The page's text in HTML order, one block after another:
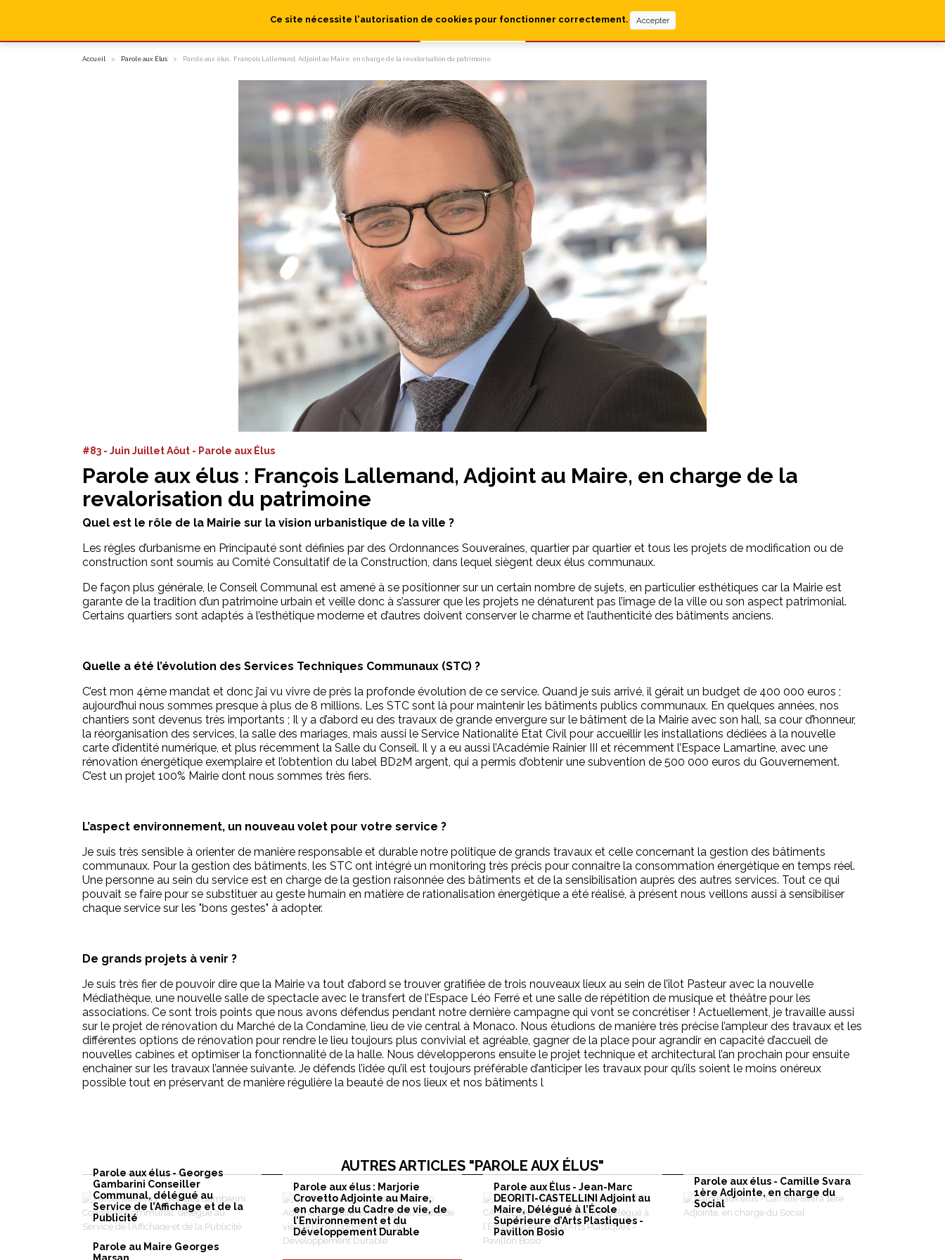
Accueil Parole aux Élus Parole aux élus : François Lallemand, Adjoint au Maire, en charge de la revalorisation du patrimoine
#83 - Juin Juillet Aôut - Parole aux Élus
Parole aux élus : François Lallemand, Adjoint au Maire, en charge de la
revalorisation du patrimoine
Quel est le rôle de la Mairie sur la vision urbanistique de la ville ?
Les règles d’urbanisme en Principauté sont définies par des Ordonnances Souveraines, quartier par quartier et tous les projets de modification ou de
construction sont soumis au Comité Consultatif de la Construction, dans lequel siègent deux élus communaux.
De façon plus générale, le Conseil Communal est amené à se positionner sur un certain nombre de sujets, en particulier esthétiques car la Mairie est
garante de la tradition d’un patrimoine urbain et veille donc à s’assurer que les projets ne dénaturent pas l’image de la ville ou son aspect patrimonial.
Certains quartiers sont adaptés à l’esthétique moderne et d’autres doivent conserver le charme et l’authenticité des bâtiments anciens.
Quelle a été l’évolution des Services Techniques Communaux (STC) ?
C’est mon 4ème mandat et donc j’ai vu vivre de près la profonde évolution de ce service. Quand je suis arrivé, il gérait un budget de 400 000 euros ;
aujourd’hui nous sommes presque à plus de 8 millions. Les STC sont là pour maintenir les bâtiments publics communaux. En quelques années, nos
chantiers sont devenus très importants ; Il y a d’abord eu des travaux de grande envergure sur le bâtiment de la Mairie avec son hall, sa cour d’honneur,
la réorganisation des services, la salle des mariages, mais aussi le Service Nationalité Etat Civil pour accueillir les installations dédiées à la nouvelle
carte d’identité numérique, et plus récemment la Salle du Conseil. Il y a eu aussi l’Académie Rainier III et récemment l’Espace Lamartine, avec une
rénovation énergétique exemplaire et l’obtention du label BD2M argent, qui a permis d’obtenir une subvention de 500 000 euros du Gouvernement.
C’est un projet 100% Mairie dont nous sommes très fiers.
L’aspect environnement, un nouveau volet pour votre service ?
Je suis très sensible à orienter de manière responsable et durable notre politique de grands travaux et celle concernant la gestion des bâtiments
communaux. Pour la gestion des bâtiments, les STC ont intégré un monitoring très précis pour connaitre la consommation énergétique en temps réel.
Une personne au sein du service est en charge de la gestion raisonnée des bâtiments et de la sensibilisation auprès des autres services. Tout ce qui
pouvait se faire pour se substituer au geste humain en matière de rationalisation énergétique a été réalisé, à présent nous veillons aussi à sensibiliser
chaque service sur les "bons gestes" à adopter.
De grands projets à venir ?
Je suis très fier de pouvoir dire que la Mairie va tout d’abord se trouver gratifiée de trois nouveaux lieux au sein de l’îlot Pasteur avec la nouvelle
Médiathèque, une nouvelle salle de spectacle avec le transfert de l’Espace Léo Ferré et une salle de répétition de musique et théâtre pour les
associations. Ce sont trois points que nous avons défendus pendant notre dernière campagne qui vont se concrétiser ! Actuellement, je travaille aussi
sur le projet de rénovation du Marché de la Condamine, lieu de vie central à Monaco. Nous étudions de manière très précise l’ampleur des travaux et les
différentes options de rénovation pour rendre le lieu toujours plus convivial et agréable, gagner de la place pour agrandir en capacité d’accueil de
nouvelles cabines et optimiser la fonctionnalité de la halle. Nous développerons ensuite le projet technique et architectural l’an prochain pour ensuite
enchainer sur les travaux l’année suivante. Je défends l’idée qu’il est toujours préférable d’anticiper les travaux pour qu’ils soient le moins onéreux
possible tout en préservant de manière régulière la beauté de nos lieux et nos bâtiments l
AUTRES ARTICLES "PAROLE AUX ÉLUS"
Parole aux élus - Georges
Gambarini Conseiller
Communal, délégué au
Service de l’Affichage et de la
Publicité
Parole aux élus : Marjorie
Crovetto Adjointe au Maire,
en charge du Cadre de vie, de
l’Environnement et du
Développement Durable
Parole aux Élus - Jean-Marc
DEORITI-CASTELLINI Adjoint au
Maire, Délégué à l’École
Supérieure d’Arts Plastiques -
Pavillon Bosio
Parole aux élus - Camille Svara
1ère Adjointe, en charge du
Social
Parole au Maire Georges
Marsan
Ce site nécessite l'autorisation de cookies pour fonctionner correctement. Accepter